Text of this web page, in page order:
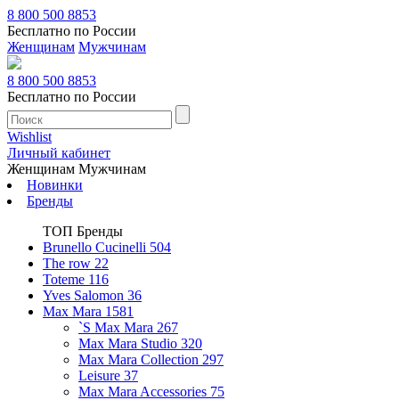
8 800 500 8853
Бесплатно по России
Женщинам Мужчинам
8 800 500 8853
Бесплатно по России
Wishlist
Личный кабинет
Женщинам Мужчинам
Новинки
Бренды
ТОП Бренды
Brunello Cucinelli 504
The row 22
Toteme 116
Yves Salomon 36
Max Mara 1581
`S Max Mara 267
Max Mara Studio 320
Max Mara Collection 297
Leisure 37
Max Mara Accessories 75